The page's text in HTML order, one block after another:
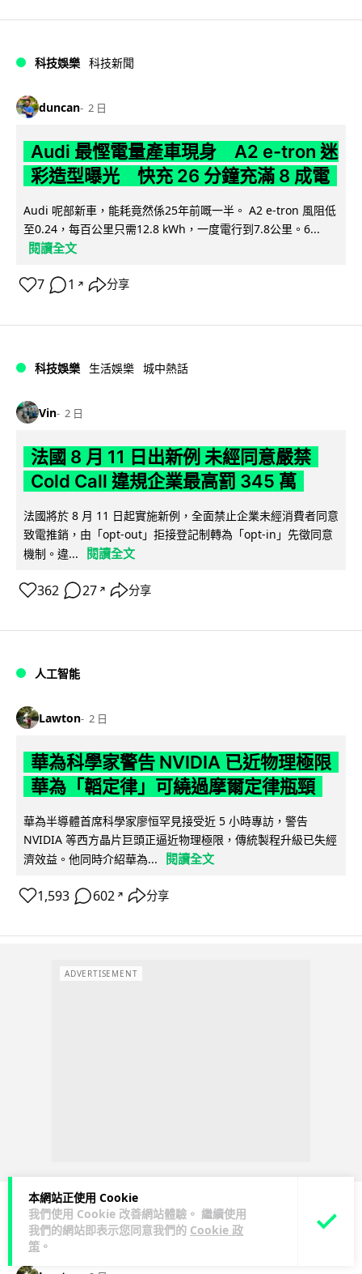
本網站正使用 Cookie
我們使用 Cookie 改善網站體驗。 繼續使用
我們的網站即表示您同意我們的 Cookie 政
策 。
科技娛樂 科技新聞
duncan 2 日
Audi 最慳電量產車現身 A2 e-tron 迷
彩造型曝光 快充 26 分鐘充滿 8 成電
Audi 呢部新車，能耗竟然係25年前嘅一半。 A2 e-tron 風阻低
至0.24，每百公里只需12.8 kWh，一度電行到7.8公里。6...
閱讀全文
7 1 ↗ 分享
科技娛樂 生活娛樂 城中熱話
Vin 2 日
法國 8 月 11 日出新例 未經同意嚴禁
Cold Call 違規企業最高罰 345 萬
法國將於 8 月 11 日起實施新例，全面禁止企業未經消費者同意
致電推銷，由「opt-out」拒接登記制轉為「opt-in」先徵同意
機制。違...
閱讀全文
362 27 ↗ 分享
人工智能
Lawton 2 日
華為科學家警告 NVIDIA 已近物理極限
華為「韜定律」可繞過摩爾定律瓶頸
華為半導體首席科學家廖恒罕見接受近 5 小時專訪，警告
NVIDIA 等西方晶片巨頭正逼近物理極限，傳統製程升級已失經
濟效益。他同時介紹華為...
閱讀全文
1,593 602 ↗ 分享
ADVERTISEMENT
科技娛樂 生活娛樂 城中熱話